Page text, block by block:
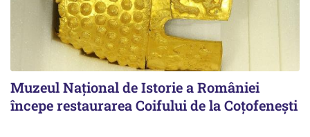
Muzeul Național de Istorie a României
începe restaurarea Coifului de la Coțofenești